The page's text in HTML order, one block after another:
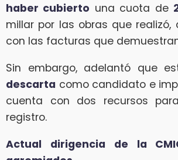
haber cubierto una cuota de
millar por las obras que realizó,
con las facturas que
Sin embargo, adelantó que
descarta como candidato e
cuenta con dos recursos
registro.
Actual dirigencia de la